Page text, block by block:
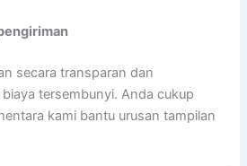
secara transparan dan
tersembunyi. Anda cukup
kami bantu urusan tampilan